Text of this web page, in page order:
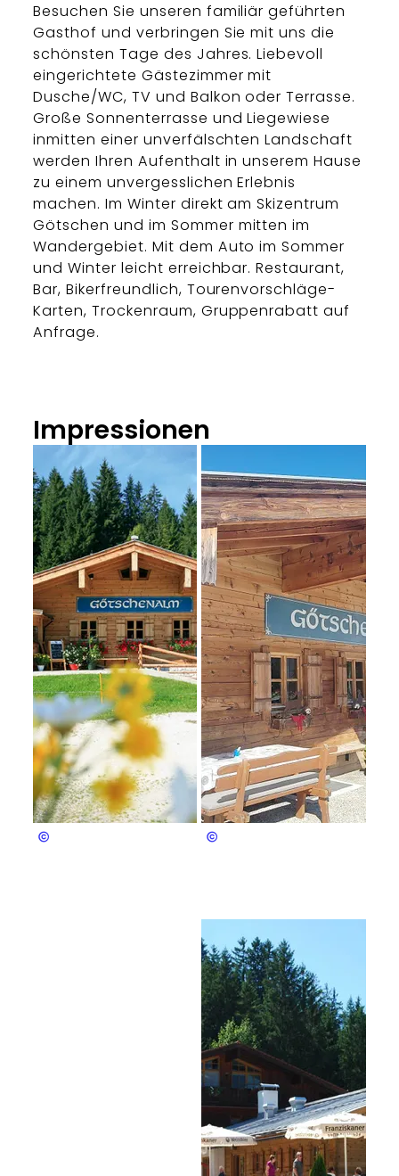
Besuchen Sie unseren familiär geführten
Gasthof und verbringen Sie mit uns die
schönsten Tage des Jahres. Liebevoll
eingerichtete Gästezimmer mit
Dusche/WC, TV und Balkon oder Terrasse.
Große Sonnenterrasse und Liegewiese
inmitten einer unverfälschten Landschaft
werden Ihren Aufenthalt in unserem Hause
zu einem unvergesslichen Erlebnis
machen. Im Winter direkt am Skizentrum
Götschen und im Sommer mitten im
Wandergebiet. Mit dem Auto im Sommer
und Winter leicht erreichbar. Restaurant,
Bar, Bikerfreundlich, Tourenvorschläge-
Karten, Trockenraum, Gruppenrabatt auf
Anfrage.
Impressionen
Wimmer Wimmer